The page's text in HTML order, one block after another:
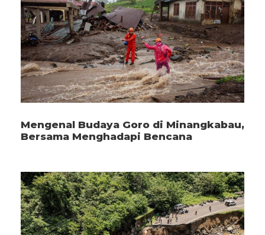
Mengenal Budaya Goro di Minangkabau,
Bersama Menghadapi Bencana